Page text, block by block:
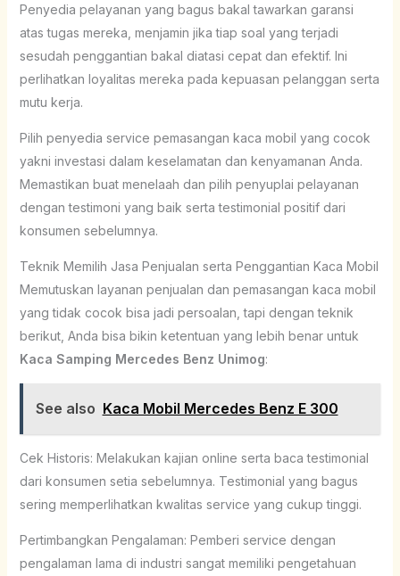
Penyedia pelayanan yang bagus bakal tawarkan garansi
atas tugas mereka, menjamin jika tiap soal yang terjadi
sesudah penggantian bakal diatasi cepat dan efektif. Ini
perlihatkan loyalitas mereka pada kepuasan pelanggan serta
mutu kerja.
Pilih penyedia service pemasangan kaca mobil yang cocok
yakni investasi dalam keselamatan dan kenyamanan Anda.
Memastikan buat menelaah dan pilih penyuplai pelayanan
dengan testimoni yang baik serta testimonial positif dari
konsumen sebelumnya.
Teknik Memilih Jasa Penjualan serta Penggantian Kaca Mobil
Memutuskan layanan penjualan dan pemasangan kaca mobil
yang tidak cocok bisa jadi persoalan, tapi dengan teknik
berikut, Anda bisa bikin ketentuan yang lebih benar untuk
Kaca Samping Mercedes Benz Unimog:
See also Kaca Mobil Mercedes Benz E 300
Cek Historis: Melakukan kajian online serta baca testimonial
dari konsumen setia sebelumnya. Testimonial yang bagus
sering memperlihatkan kwalitas service yang cukup tinggi.
Pertimbangkan Pengalaman: Pemberi service dengan
pengalaman lama di industri sangat memiliki pengetahuan